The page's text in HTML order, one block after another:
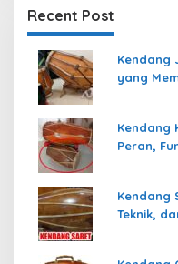
Recent Post
Kendang
yang
Kendang
Peran,
Kendang
Teknik,